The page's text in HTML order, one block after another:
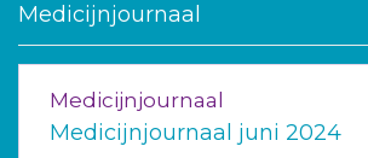
Medicijnjournaal
Medicijnjournaal
Medicijnjournaal juni 2024